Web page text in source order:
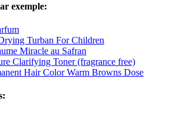
exemple:
Turban For Children
Miracle au Safran
Clarifying Toner (fragrance free)
Hair Color Warm Browns Dose